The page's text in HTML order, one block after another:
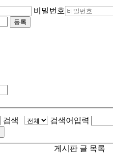
비밀번호
등록
검색 검색어입력
게시판 글 목록